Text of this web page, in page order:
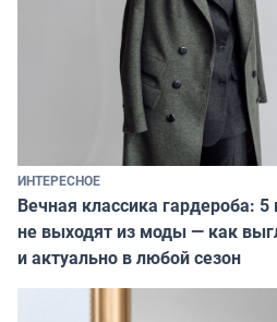
ИНТЕРЕСНОЕ
Вечная классика гардероба:
не выходят из моды — как
и актуально в любой сезон